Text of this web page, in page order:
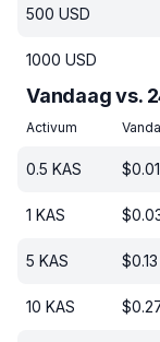
500 USD
1000 USD
Vandaag vs.
Activum
0.5 KAS $0.01
1 KAS $
5 KAS $0.13
10 KAS $